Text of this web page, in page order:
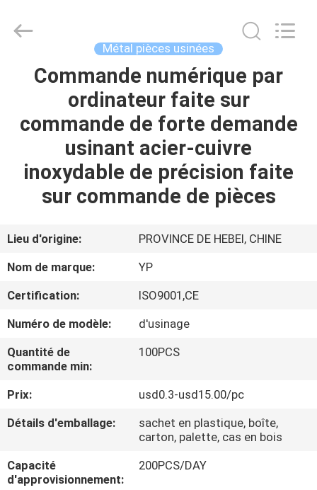
MAISON
PRODUITS
PROPOS
DE
NOUS
VISITE
DE
CONTRÔLE
QUALITÉ
WOODOO
TRADE
Métal pièces usinées
Commande numérique par
ordinateur faite sur
commande de forte demande
usinant acier-cuivre
inoxydable de précision faite
sur commande de pièces
Lieu d'origine:
PROVINCE DE HEBEI, CHINE
Nom de marque:
YP
Certification:
ISO9001,CE
Numéro de modèle:
d'usinage
Quantité de
commande min:
100PCS
Prix:
usd0.3-usd15.00/pc
Détails d'emballage:
sachet en plastique, boîte,
carton, palette, cas en bois
Capacité
d'approvisionnement:
200PCS/DAY